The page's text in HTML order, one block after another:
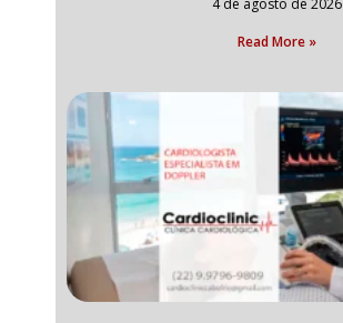
4 de agosto de 2026
Read More »